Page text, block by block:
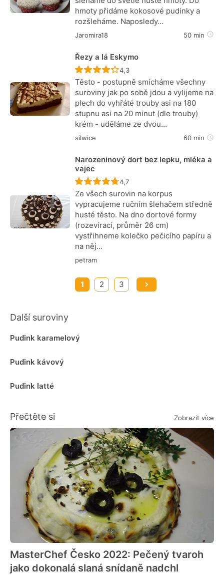
hmoty přidáme kokosové pudinky a
rozšleháme. Naposledy…
Jaromira18 50 min
Řezy a lá Eskymo
Recept ještě nebyl hodnocen
4,3
Těsto - postupně smícháme všechny
suroviny jak po sobě jdou a vylijeme na
plech do vyhřáté trouby asi na 180
stupnu asi na 20 minut (dle trouby)
krém - uděláme ze dvou…
silwice 60 min
Narozeninový dort bez lepku, mléka a
vajec
Recept ještě nebyl hodnocen
4,7
Ze všech surovin na korpus
vypracujeme ručním šlehačem středně
husté těsto. Na dno dortové formy
(rozevírací, průměr 26 cm)
vystřihneme kolečko pečicího papíru a
na něj…
petram
1 2 3
Další suroviny
Pudink karamelový
Pudink kávový
Pudink latté
Přečtěte si Zobrazit více
MasterChef Česko 2022: Pečený tvaroh
jako dokonalá slaná snídaně nadchl